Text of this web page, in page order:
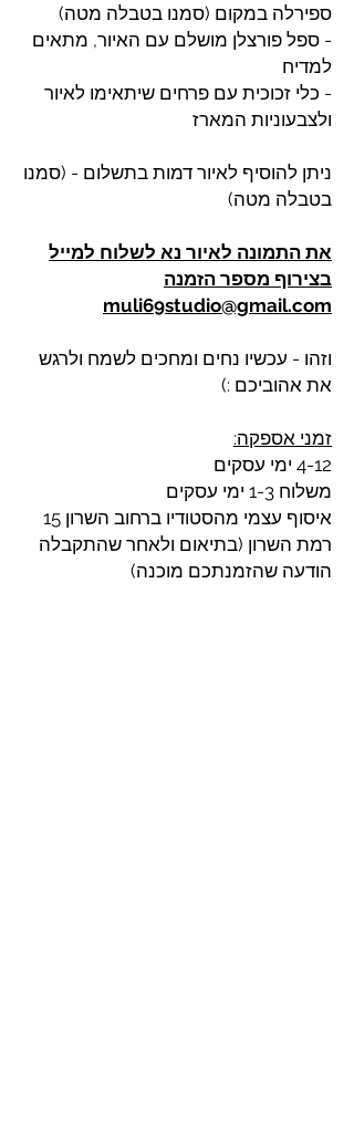
ספירלה במקום (סמנו בטבלה מטה)
- ספל פורצלן מושלם עם האיור, מתאים
למדיח
- כלי זכוכית עם פרחים שיתאימו לאיור
ולצבעוניות המארז
ניתן להוסיף לאיור דמות בתשלום - (סמנו
בטבלה מטה)
את התמונה לאיור נא לשלוח למייל
בצירוף מספר הזמנה
muli69studio@gmail.com
וזהו - עכשיו נחים ומחכים לשמח ולרגש
את אהוביכם :)
זמני אספקה:
4-12 ימי עסקים
משלוח 1-3 ימי עסקים
איסוף עצמי מהסטודיו ברחוב השרון 15
רמת השרון (בתיאום ולאחר שהתקבלה
הודעה שהזמנתכם מוכנה)